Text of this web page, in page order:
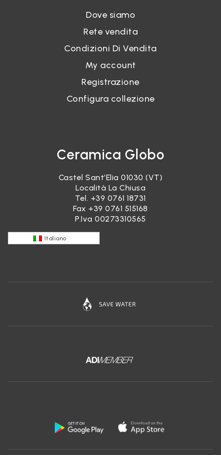
Dove siamo
Rete vendita
Condizioni Di Vendita
My account
Registrazione
Configura collezione
Ceramica Globo
Castel Sant’Elia 01030 (VT)
Località La Chiusa
Tel. +39 0761 18731
Fax +39 0761 515168
P.Iva 00273310565
Italiano